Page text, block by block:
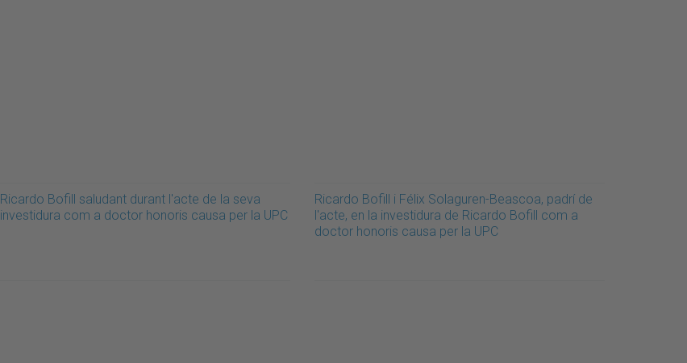
Ricardo Bofill saludant durant l'acte de la seva
investidura com a doctor honoris causa per la UPC
Ricardo Bofill i Félix Solaguren-Beascoa, padrí de
l'acte, en la investidura de Ricardo Bofill com a
doctor honoris causa per la UPC